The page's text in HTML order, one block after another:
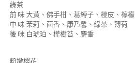
綠茶
前 味 大黃、佛手柑、葛縛子、橙皮、檸檬
中 味 茉莉、茴香、康乃馨、綠茶、薄荷
後 味 白琥珀、樺樹苔、麝香
粉嫩櫻花